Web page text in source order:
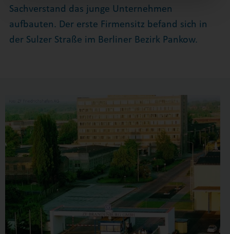
Sachverstand das junge Unternehmen
aufbauten. Der erste Firmensitz befand sich in
der Sulzer Straße im Berliner Bezirk Pankow.